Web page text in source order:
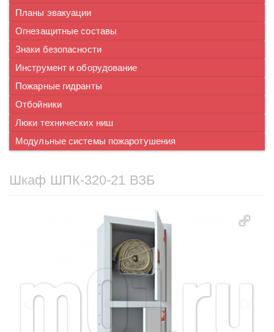
Планы эвакуации
Огнезащитные составы
Знаки безопасности
Инструмент и оборудование
Пожарные гидранты
Отбойники
Люки технических ниш
Модульные системы пожаротушения
Шкаф ШПК-320-21 ВЗБ